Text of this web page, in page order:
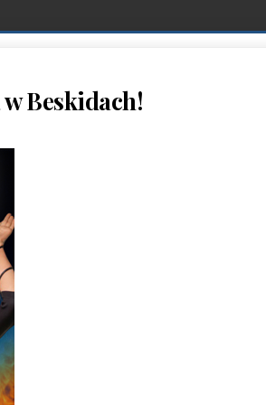
Beskidach!
NAJBARDZIEJ ROZTAŃCZONEGO SYLWESTRA W BESKIDACH!